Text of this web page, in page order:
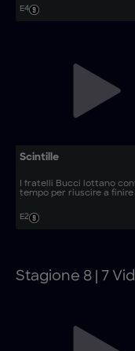
E4
Scintille
I fratelli Bucci lottano
tempo per riuscire a finire
E2
Stagione 8 | 7